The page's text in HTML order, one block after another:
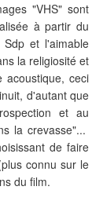
"VHS" sont
à partir du
et l'aimable
la religiosité et
ceci
d'autant que
et au
la crevasse"...
de faire
connu sur le
du film.